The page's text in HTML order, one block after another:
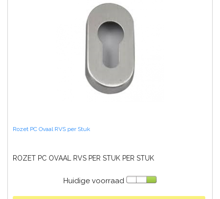
Rozet PC Ovaal RVS per Stuk
ROZET PC OVAAL RVS PER STUK PER STUK
Huidige voorraad